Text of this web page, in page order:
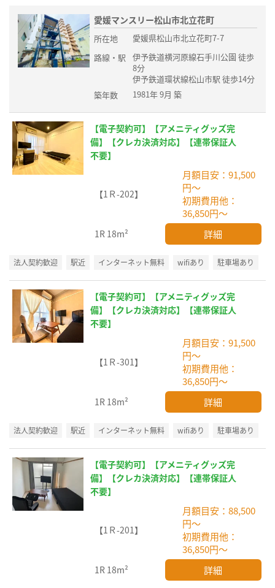
愛媛マンスリー松山市北立花町
所在地
愛媛県松山市北立花町7-7
路線・駅
伊予鉄道横河原線石手川公園 徒歩
8分
伊予鉄道環状線松山市駅 徒歩14分
築年数
1981年 9月 築
【電子契約可】【アメニティグッズ完
備】【クレカ決済対応】【連帯保証人
不要】
【1Ｒ-202】
月額目安：91,500
円～
初期費用他：
36,850円～
1R 18m² 詳細
法人契約歓迎 駅近 インターネット無料 wifiあり 駐車場あり
【電子契約可】【アメニティグッズ完
備】【クレカ決済対応】【連帯保証人
不要】
【1Ｒ-301】
月額目安：91,500
円～
初期費用他：
36,850円～
1R 18m² 詳細
法人契約歓迎 駅近 インターネット無料 wifiあり 駐車場あり
【電子契約可】【アメニティグッズ完
備】【クレカ決済対応】【連帯保証人
不要】
【1Ｒ-201】
月額目安：88,500
円～
初期費用他：
36,850円～
1R 18m² 詳細